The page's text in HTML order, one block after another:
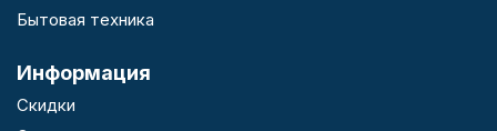
Бытовая техника
Информация
Скидки